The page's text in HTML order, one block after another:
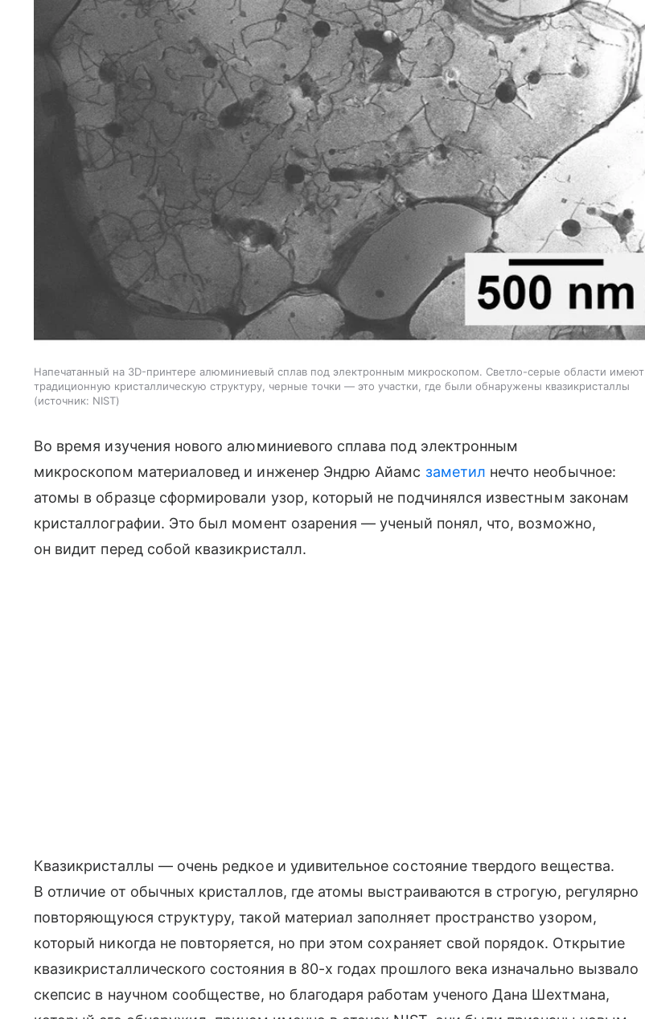
Напечатанный на 3D-принтере алюминиевый сплав под электронным микроскопом. Светло-серые области имеют
традиционную кристаллическую структуру, черные точки — это участки, где были обнаружены квазикристаллы
источник: NIST
Во время изучения нового алюминиевого сплава под электронным
микроскопом материаловед и инженер Эндрю Айамс заметил нечто необычное:
атомы в образце сформировали узор, который не подчинялся известным законам
кристаллографии. Это был момент озарения — ученый понял, что, возможно,
он видит перед собой квазикристалл.
Квазикристаллы — очень редкое и удивительное состояние твердого вещества.
В отличие от обычных кристаллов, где атомы выстраиваются в строгую, регулярно
повторяющуюся структуру, такой материал заполняет пространство узором,
который никогда не повторяется, но при этом сохраняет свой порядок. Открытие
квазикристаллического состояния в 80-х годах прошлого века изначально вызвало
скепсис в научном сообществе, но благодаря работам ученого Дана Шехтмана,